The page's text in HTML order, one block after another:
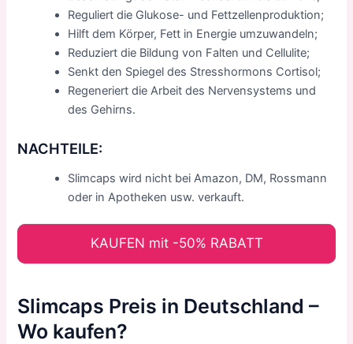
Reguliert die Glukose- und Fettzellenproduktion;
Hilft dem Körper, Fett in Energie umzuwandeln;
Reduziert die Bildung von Falten und Cellulite;
Senkt den Spiegel des Stresshormons Cortisol;
Regeneriert die Arbeit des Nervensystems und
des Gehirns.
NACHTEILE:
Slimcaps wird nicht bei Amazon, DM, Rossmann
oder in Apotheken usw. verkauft.
KAUFEN mit -50% RABATT
Slimcaps Preis in Deutschland –
Wo kaufen?